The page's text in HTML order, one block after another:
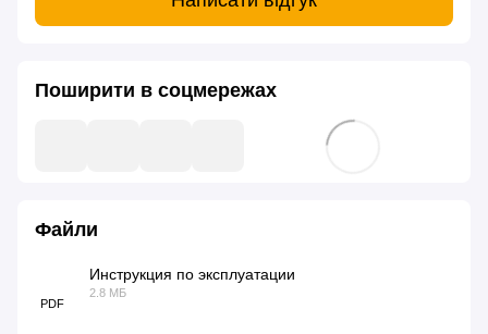
Поширити в соцмережах
Файли
PDF
Инструкция по эксплуатации
2.8 МБ